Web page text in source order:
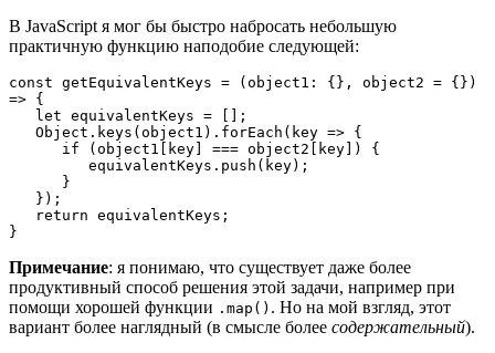
В JavaScript я мог бы быстро набросать небольшую
практичную функцию наподобие следующей:
const getEquivalentKeys = (object1: {}, object2 = {})
=> {
}
Примечание: я понимаю, что существует даже более
продуктивный способ решения этой задачи, например при
помощи хорошей функции .map() . Но на мой взгляд, этот
вариант более наглядный (в смысле более содержательный).